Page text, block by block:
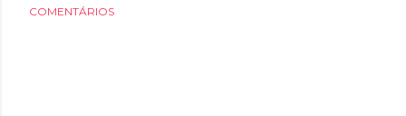
COMENTÁRIOS